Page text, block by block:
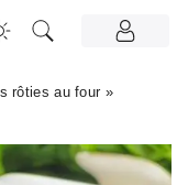
rôties au four »